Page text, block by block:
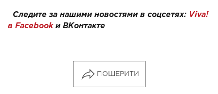
Следите за нашими новостями в соцсетях: Viva!
в Facebookи ВКонтакте
ПОШЕРИТИ